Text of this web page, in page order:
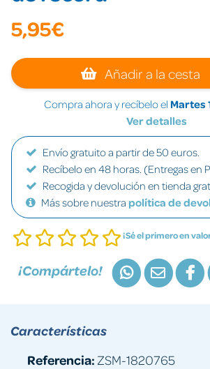
5,95€
Añadir a la cesta
Compra ahora y recíbelo el Martes
Ver detalles
Envío gratuito a partir de 50 euros.
Recíbelo en 48 horas. (Entregas en
Recogida y devolución en tienda
Más sobre nuestra política de
¡Sé el primero en
¡Compártelo!
Características
Referencia: ZSM-1820765